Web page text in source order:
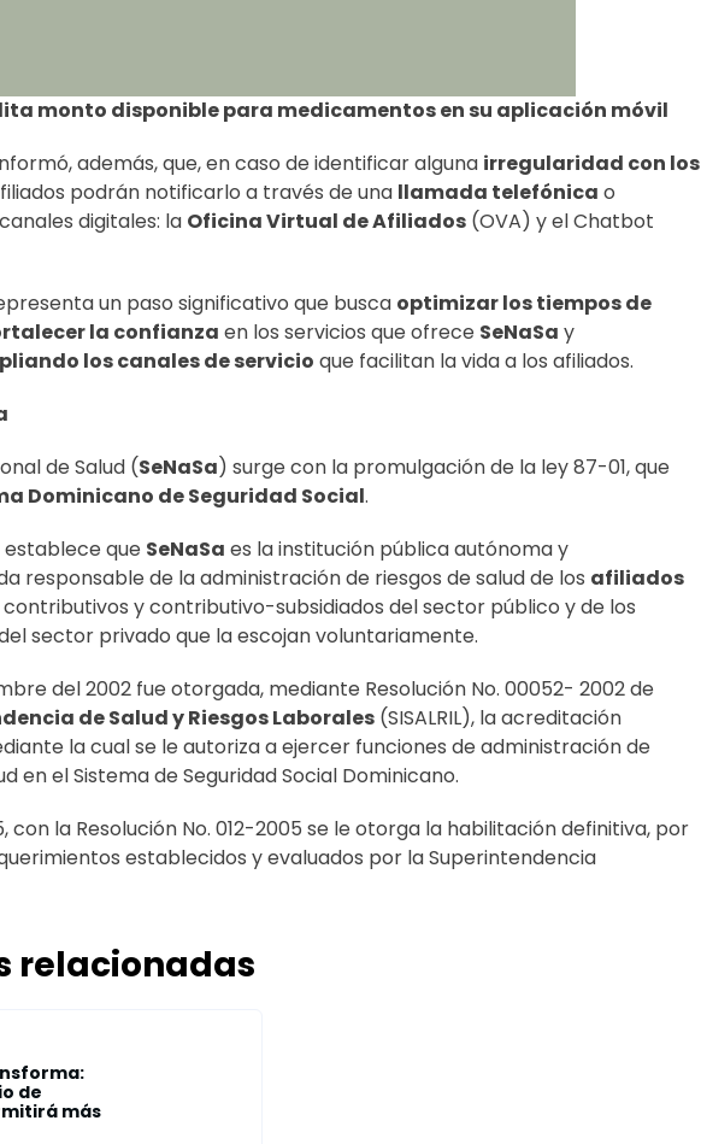
monto disponible para medicamentos en su aplicación móvil
además, que, en caso de identificar alguna irregularidad con los
podrán notificarlo a través de una llamada telefónica o
digitales: la Oficina Virtual de Afiliados (OVA) y el Chatbot
un paso significativo que busca optimizar los tiempos de
la confianza en los servicios que ofrece SeNaSa y
los canales de servicio que facilitan la vida a los afiliados.
de Salud (SeNaSa) surge con la promulgación de la ley 87-01, que
Dominicano de Seguridad Social.
establece que SeNaSa es la institución pública autónoma y
responsable de la administración de riesgos de salud de los afiliados
contributivos y contributivo-subsidiados del sector público y de los
sector privado que la escojan voluntariamente.
del 2002 fue otorgada, mediante Resolución No. 00052- 2002 de
de Salud y Riesgos Laborales (SISALRIL), la acreditación
la cual se le autoriza a ejercer funciones de administración de
en el Sistema de Seguridad Social Dominicano.
con la Resolución No. 012-2005 se le otorga la habilitación definitiva, por
establecidos y evaluados por la Superintendencia
relacionadas
de
más